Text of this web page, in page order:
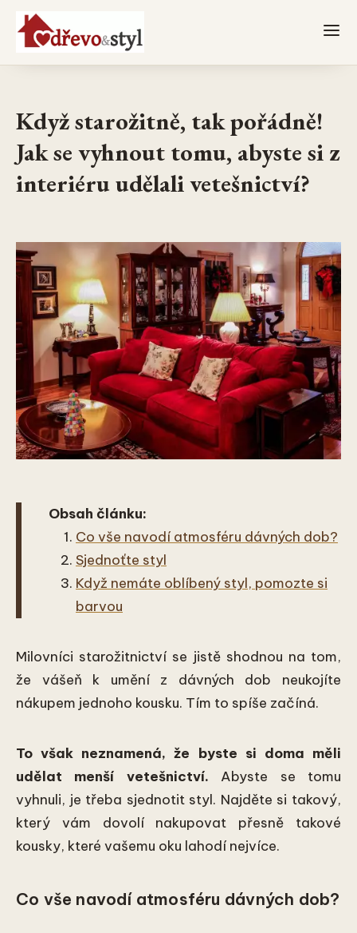
Když starožitně, tak pořádně!
Jak se vyhnout tomu, abyste si z
interiéru udělali vetešnictví?
Obsah článku:
Co vše navodí atmosféru dávných dob?
Sjednoťte styl
Když nemáte oblíbený styl, pomozte si
barvou
Milovníci starožitnictví se jistě shodnou na tom,
že vášeň k umění z dávných dob neukojíte
nákupem jednoho kousku. Tím to spíše začíná.
To však neznamená, že byste si doma měli
udělat menší vetešnictví. Abyste se tomu
vyhnuli, je třeba sjednotit styl. Najděte si takový,
který vám dovolí nakupovat přesně takové
kousky, které vašemu oku lahodí nejvíce.
Co vše navodí atmosféru dávných dob?